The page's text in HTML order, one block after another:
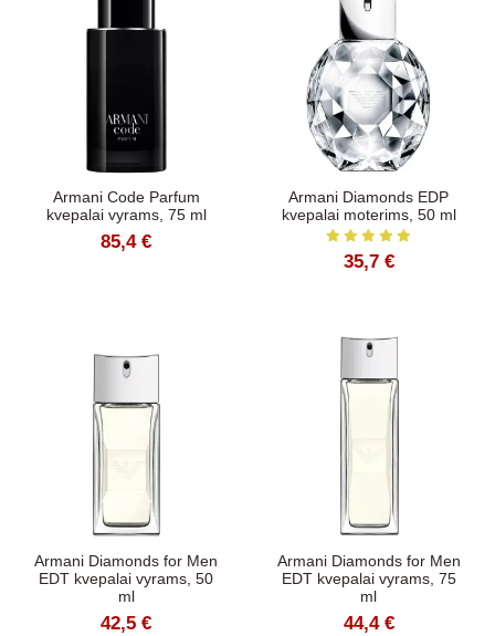
Armani Code Parfum
kvepalai vyrams, 75 ml
85,4 €
Armani Diamonds EDP
kvepalai moterims, 50 ml
35,7 €
Armani Diamonds for Men
EDT kvepalai vyrams, 50
ml
42,5 €
Armani Diamonds for Men
EDT kvepalai vyrams, 75
ml
44,4 €